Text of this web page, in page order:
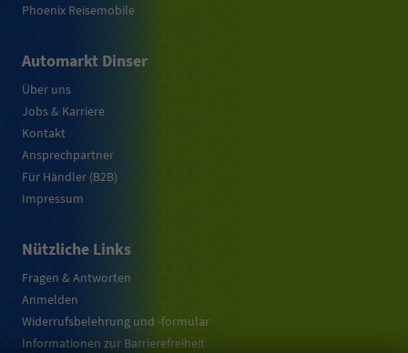
Phoenix Reisemobile
Automarkt Dinser
Über uns
Jobs & Karriere
Kontakt
Ansprechpartner
Für Händler (B2B)
Impressum
Nützliche Links
Fragen & Antworten
Anmelden
Widerrufsbelehrung und -formular
Informationen zur Barrierefreiheit